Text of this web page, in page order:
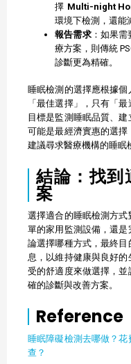
擇 Multi-night
環境下檢測，還能
報告需求：如果需
療方案，則傳統
診斷更為精確。
睡眠檢測的選擇應根據
「最佳選擇」，只有「
目標是監測睡眠品質、
可能是最經濟實惠的選擇
建議尋求醫療機構的睡眠
結論：找到
案
選擇適合的睡眠檢測方
單的家用監測設備，還
論選擇哪種方式，最終
息，以維持健康與良好
受的舒適度來做選擇，
確的診斷與改善方案。
Reference
睡眠障礙檢測去哪做？
查？